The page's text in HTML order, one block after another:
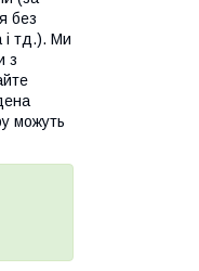
без
і тд.). Ми
з
можуть